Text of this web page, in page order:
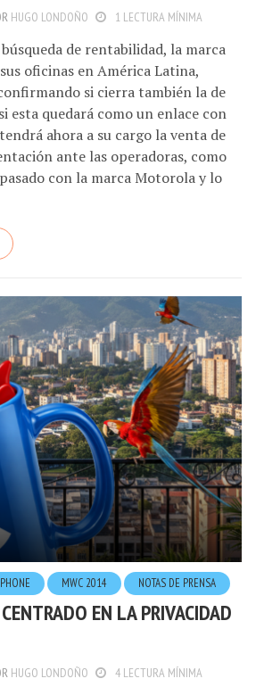
HUGO LONDOÑO 1 LECTURA MÍNIMA
de rentabilidad, la marca
oficinas en América Latina,
si cierra también la de
esta quedará como un enlace con
ahora a su cargo la venta de
ante las operadoras, como
con la marca Motorola y lo
MWC 2014 NOTAS DE PRENSA
EN LA PRIVACIDAD
HUGO LONDOÑO 4 LECTURA MÍNIMA